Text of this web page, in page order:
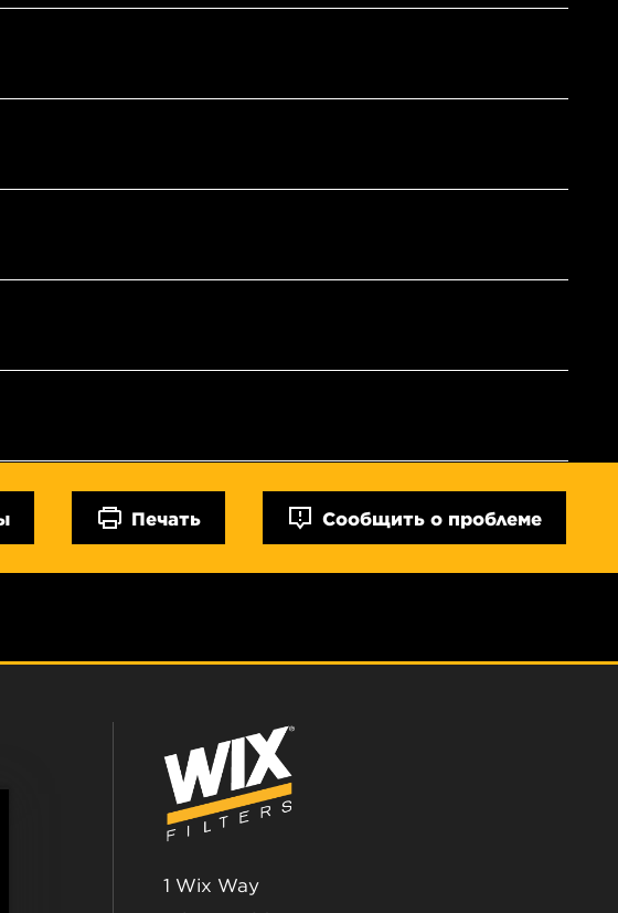
Печать Сообщить о проблеме
1 Wix Way